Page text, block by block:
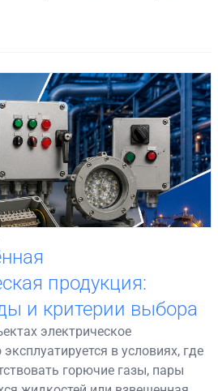
продукция:
и критерии выбора
электрическое
в условиях, где
горючие газы, пары